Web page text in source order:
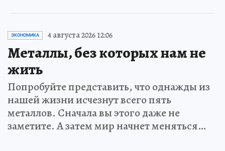
ЭКОНОМИКА 4 августа 2026 12:06
Металлы, без которых нам не
жить
Попробуйте представить, что однажды из
нашей жизни исчезнут всего пять
металлов. Сначала вы этого даже не
заметите. А затем мир начнет меняться…